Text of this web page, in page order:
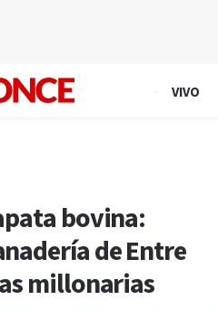
VIVO
bovina:
de Entre
millonarias